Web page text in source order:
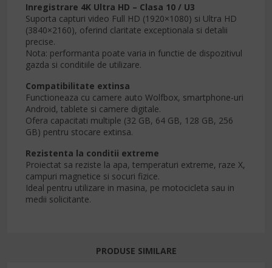
Inregistrare 4K Ultra HD – Clasa 10 / U3
Suporta capturi video Full HD (1920×1080) si Ultra HD
(3840×2160), oferind claritate exceptionala si detalii
precise.
Nota: performanta poate varia in functie de dispozitivul
gazda si conditiile de utilizare.
Compatibilitate extinsa
Functioneaza cu camere auto Wolfbox, smartphone-uri
Android, tablete si camere digitale.
Ofera capacitati multiple (32 GB, 64 GB, 128 GB, 256
GB) pentru stocare extinsa.
Rezistenta la conditii extreme
Proiectat sa reziste la apa, temperaturi extreme, raze X,
campuri magnetice si socuri fizice.
Ideal pentru utilizare in masina, pe motocicleta sau in
medii solicitante.
PRODUSE SIMILARE